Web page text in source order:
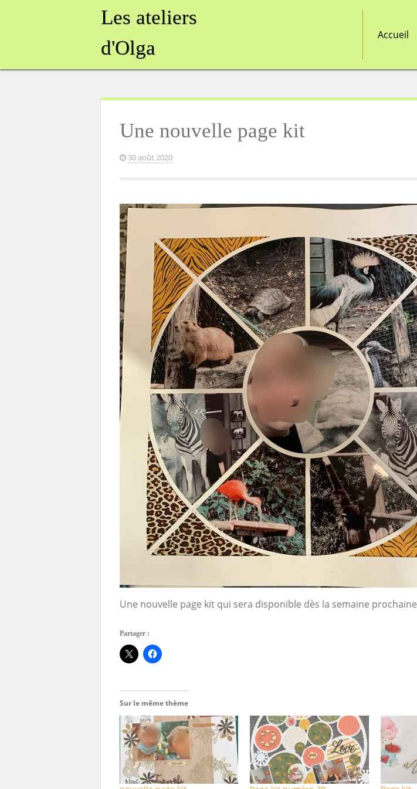
Les ateliers
d'Olga
Accueil
Une nouvelle page kit
30 août 2020
Une nouvelle page kit qui sera disponible dès la semaine prochaine
Partager :
Sur le même thème